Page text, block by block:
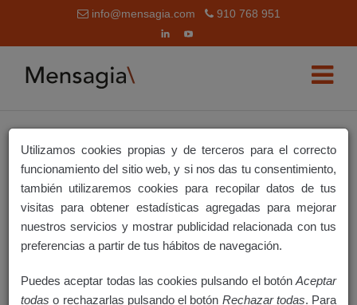
info@mensagia.com 910 768 951
ENVÍOS SIMPLES DE EMAIL
Introducción
Listado de envíos simples
INTRODUCCIÓN
Utilizamos cookies propias y de terceros para el correcto
funcionamiento del sitio web, y si nos das tu consentimiento,
también utilizaremos cookies para recopilar datos de tus
visitas para obtener estadísticas agregadas para mejorar
nuestros servicios y mostrar publicidad relacionada con tus
preferencias a partir de tus hábitos de navegación.
Puedes aceptar todas las cookies pulsando el botón Aceptar
todas o rechazarlas pulsando el botón Rechazar todas. Para